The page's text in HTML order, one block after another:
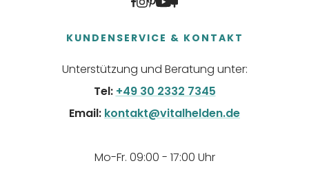
KUNDENSERVICE & KONTAKT
Unterstützung und Beratung unter:
Tel: +49 30 2332 7345
Email: kontakt@vitalhelden.de
Mo-Fr. 09:00 - 17:00 Uhr